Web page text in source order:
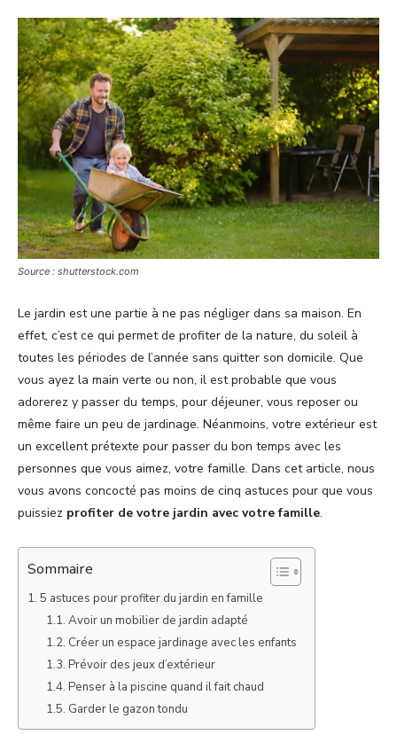
Source : shutterstock.com
Le jardin est une partie à ne pas négliger dans sa maison. En
effet, c’est ce qui permet de profiter de la nature, du soleil à
toutes les périodes de l’année sans quitter son domicile. Que
vous ayez la main verte ou non, il est probable que vous
adorerez y passer du temps, pour déjeuner, vous reposer ou
même faire un peu de jardinage. Néanmoins, votre extérieur est
un excellent prétexte pour passer du bon temps avec les
personnes que vous aimez, votre famille. Dans cet article, nous
vous avons concocté pas moins de cinq astuces pour que vous
puissiez profiter de votre jardin avec votre famille.
Sommaire
5 astuces pour profiter du jardin en famille
Avoir un mobilier de jardin adapté
Créer un espace jardinage avec les enfants
Prévoir des jeux d’extérieur
Penser à la piscine quand il fait chaud
Garder le gazon tondu